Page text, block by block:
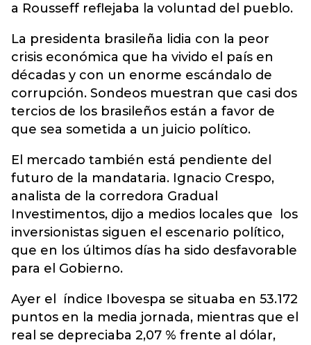
a Rousseff reflejaba la voluntad del pueblo.
La presidenta brasileña lidia con la peor
crisis económica que ha vivido el país en
décadas y con un enorme escándalo de
corrupción. Sondeos muestran que casi dos
tercios de los brasileños están a favor de
que sea sometida a un juicio político.
El mercado también está pendiente del
futuro de la mandataria. Ignacio Crespo,
analista de la corredora Gradual
Investimentos, dijo a medios locales que los
inversionistas siguen el escenario político,
que en los últimos días ha sido desfavorable
para el Gobierno.
Ayer el índice Ibovespa se situaba en 53.172
puntos en la media jornada, mientras que el
real se depreciaba 2,07 % frente al dólar,